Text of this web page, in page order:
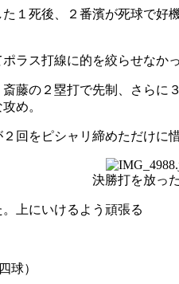
１死後、２番濱が死球で
ラス打線に的を絞らせなかっ
藤の２塁打で先制、さら
め。
回をピシャリ締めただけに惜
決勝打を放っ
上にいけるよう頑張る
球）